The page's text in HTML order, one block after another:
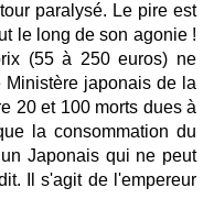
paralysé. Le pire est
le long de son agonie !
(55 à 250 euros) ne
japonais de la
20 et 100 morts dues à
la consommation du
Japonais qui ne peut
Il s'agit de l'empereur